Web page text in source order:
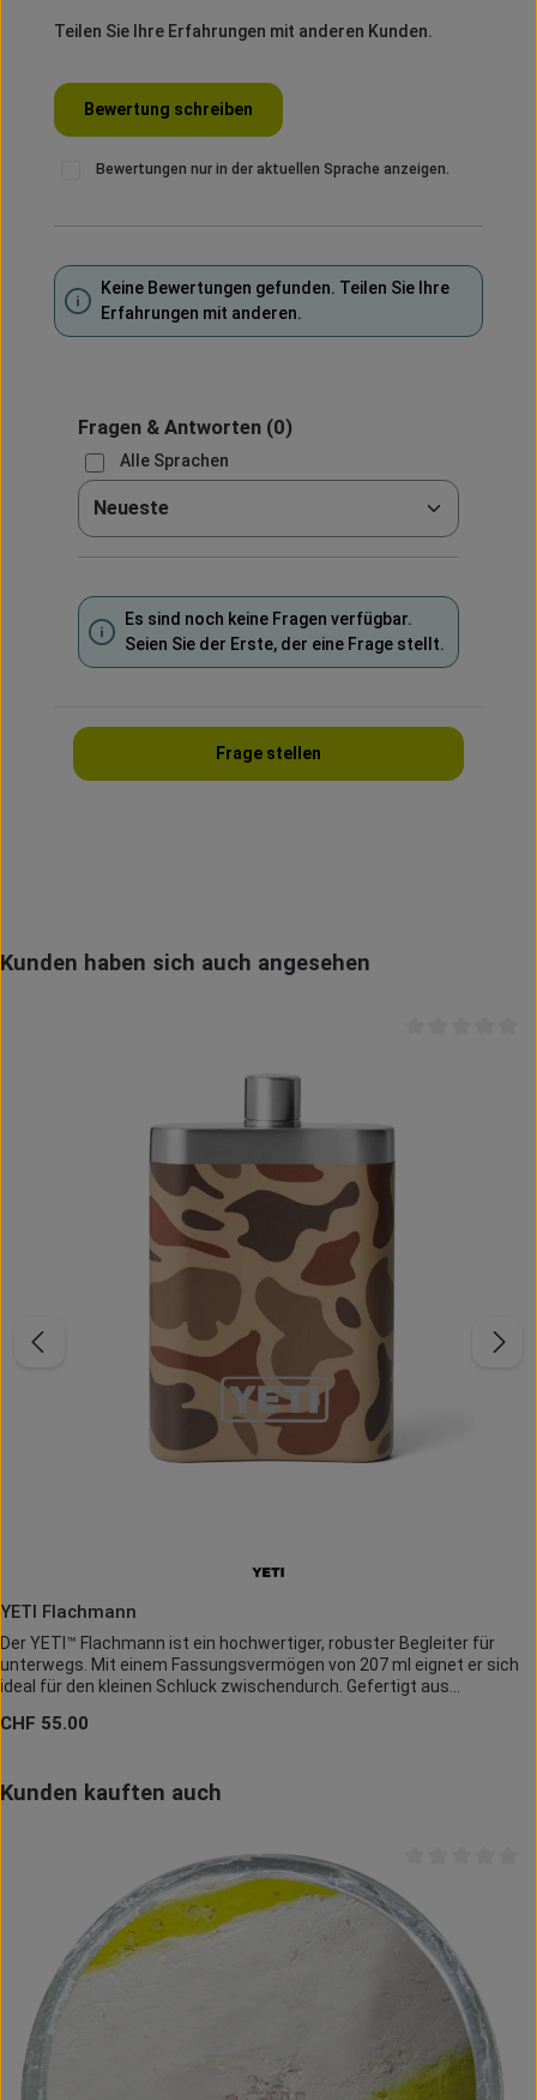
Teilen Sie Ihre Erfahrungen mit anderen Kunden.
Bewertung schreiben
Bewertungen nur in der aktuellen Sprache anzeigen.
Keine Bewertungen gefunden. Teilen Sie Ihre
Erfahrungen mit anderen.
Fragen & Antworten(0)
Alle Sprachen
Sortieren nach
Es sind noch keine Fragen verfügbar.
Seien Sie der Erste, der eine Frage stellt.
Frage stellen
Produktgalerie überspringen
Kunden haben sich auch angesehen
YETI Flachmann
Der YETI™ Flachmann ist ein hochwertiger, robuster Begleiter für
unterwegs. Mit einem Fassungsvermögen von 207 ml eignet er sich
ideal für den kleinen Schluck zwischendurch. Gefertigt aus
spülmaschinenfest. Der mitgelieferte Trichter erleichtert das
riss- und abblätterfreie Oberfläche. Bitte beachten Sie, dass der
Regulärer Preis:
CHF 55.00
Produktgalerie überspringen
Kunden kauften auch